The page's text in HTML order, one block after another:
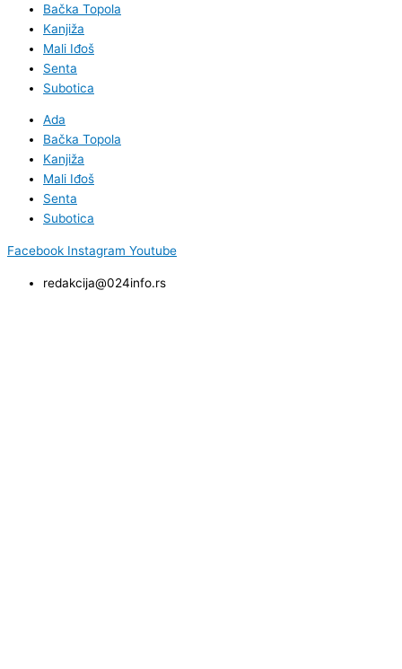
Bačka Topola
Kanjiža
Mali Iđoš
Senta
Subotica
Ada
Bačka Topola
Kanjiža
Mali Iđoš
Senta
Subotica
Facebook Instagram Youtube
redakcija@024info.rs